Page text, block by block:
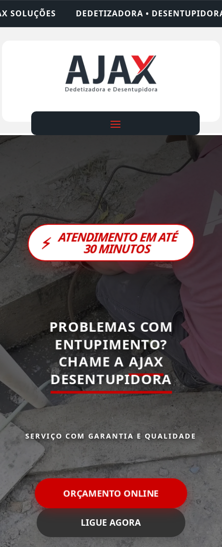
• DESENTUPIDORA • LIMPEZA DE FOSSA
⚡ ATENDIMENTO EM ATÉ
30 MINUTOS
PROBLEMAS COM
ENTUPIMENTO?
CHAME A AJAX
DESENTUPIDORA
SERVIÇO COM GARANTIA E QUALIDADE
ORÇAMENTO ONLINE
LIGUE AGORA